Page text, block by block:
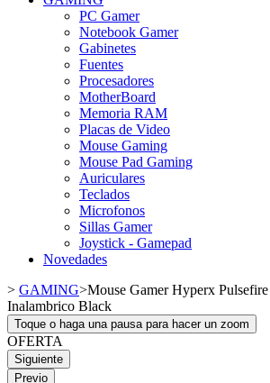
PC Gamer
Notebook Gamer
Gabinetes
Fuentes
Procesadores
MotherBoard
Memoria RAM
Placas de Video
Mouse Gaming
Mouse Pad Gaming
Auriculares
Teclados
Microfonos
Sillas Gamer
Joystick - Gamepad
Novedades
> GAMING>Mouse Gamer Hyperx
Inalambrico Black
Toque o haga una pausa para hacer un zoom
OFERTA
Siguiente
Previo